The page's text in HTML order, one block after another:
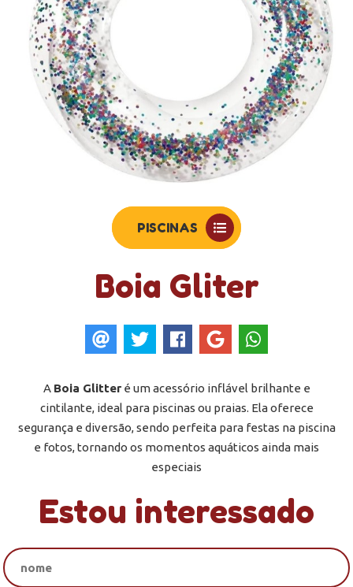
PISCINAS
Boia Gliter
A Boia Glitteré um acessório inflável brilhante e
cintilante, ideal para piscinas ou praias. Ela oferece
segurança e diversão, sendo perfeita para festas na piscina
e fotos, tornando os momentos aquáticos ainda mais
especiais
Estou interessado